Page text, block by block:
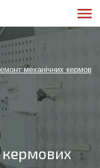
механічних